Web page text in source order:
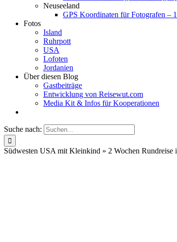
Neuseeland
GPS Koordinaten für Fotografen –
Fotos
Island
Ruhrpott
USA
Lofoten
Jordanien
Über diesen Blog
Gastbeiträge
Entwicklung von Reisewut.com
Media Kit & Infos für Kooperationen
Suche nach:
Südwesten USA mit Kleinkind » 2 Wochen Rundreise